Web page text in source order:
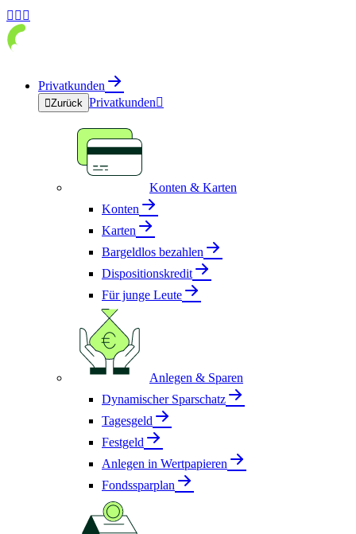
  
Privatkunden
Zurück Privatkunden
Konten & Karten
Konten
Karten
Bargeldlos bezahlen
Dispositionskredit
Für junge Leute
Anlegen & Sparen
Dynamischer Sparschatz
Tagesgeld
Festgeld
Anlegen in Wertpapieren
Fondssparplan